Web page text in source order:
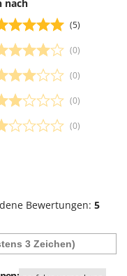
von
Verletzung der
die negativen, können vom
der Filter, die eine
der Auswahl von
nach
(5)
(0)
(0)
(0)
(0)
Bewertungen: 5